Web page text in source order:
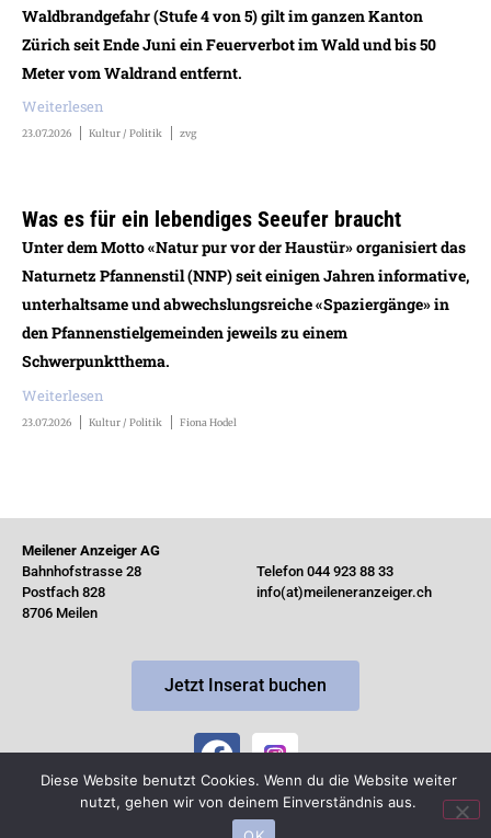
Waldbrandgefahr (Stufe 4 von 5) gilt im ganzen Kanton
Zürich seit Ende Juni ein Feuerverbot im Wald und bis 50
Meter vom Waldrand entfernt.
Weiterlesen
23.07.2026 Kultur / Politik zvg
Was es für ein lebendiges Seeufer braucht
Unter dem Motto «Natur pur vor der Haustür» organisiert das
Naturnetz Pfannenstil (NNP) seit einigen Jahren informative,
unterhaltsame und abwechslungsreiche «Spaziergänge» in
den Pfannenstielgemeinden jeweils zu einem
Schwerpunktthema.
Weiterlesen
23.07.2026 Kultur / Politik Fiona Hodel
Meilener Anzeiger AG
Bahnhofstrasse 28
Postfach 828
8706 Meilen
Telefon 044 923 88 33
info(at)meileneranzeiger.ch
Jetzt Inserat buchen
© Copyright 2026 by MeilenerAnzeiger ·Impressum
Diese Website benutzt Cookies. Wenn du die Website weiter
nutzt, gehen wir von deinem Einverständnis aus.